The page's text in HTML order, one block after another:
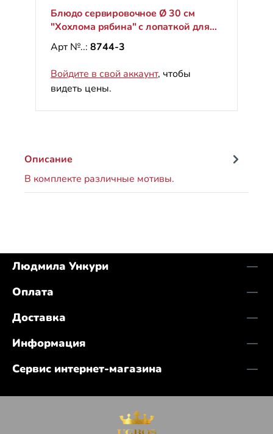
Блюдо сервировочное Ø 30 см
"Хохлома рябина" с лопаткой для
торта
Арт №..: 8744-3
Войдите в свой аккаунт, чтобы
видеть цены.
Описание
В комплекте различные мотивы.
Людмила Ункури
Оплата
Доставка
Информация
Сервис интернет-магазина